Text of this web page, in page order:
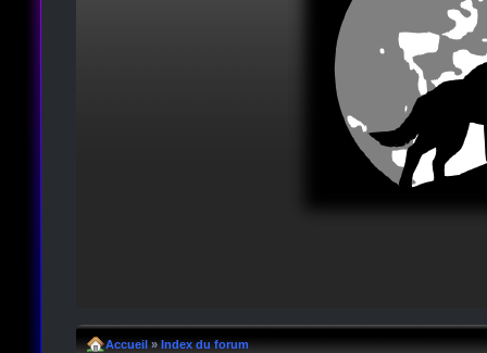
Accueil » Index du forum